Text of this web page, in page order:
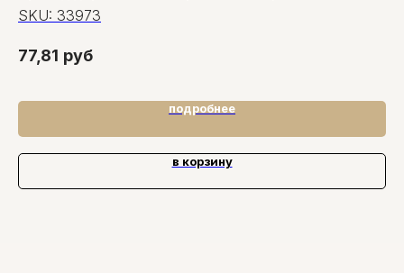
SKU: 33973
77,81 руб
подробнее
в корзину